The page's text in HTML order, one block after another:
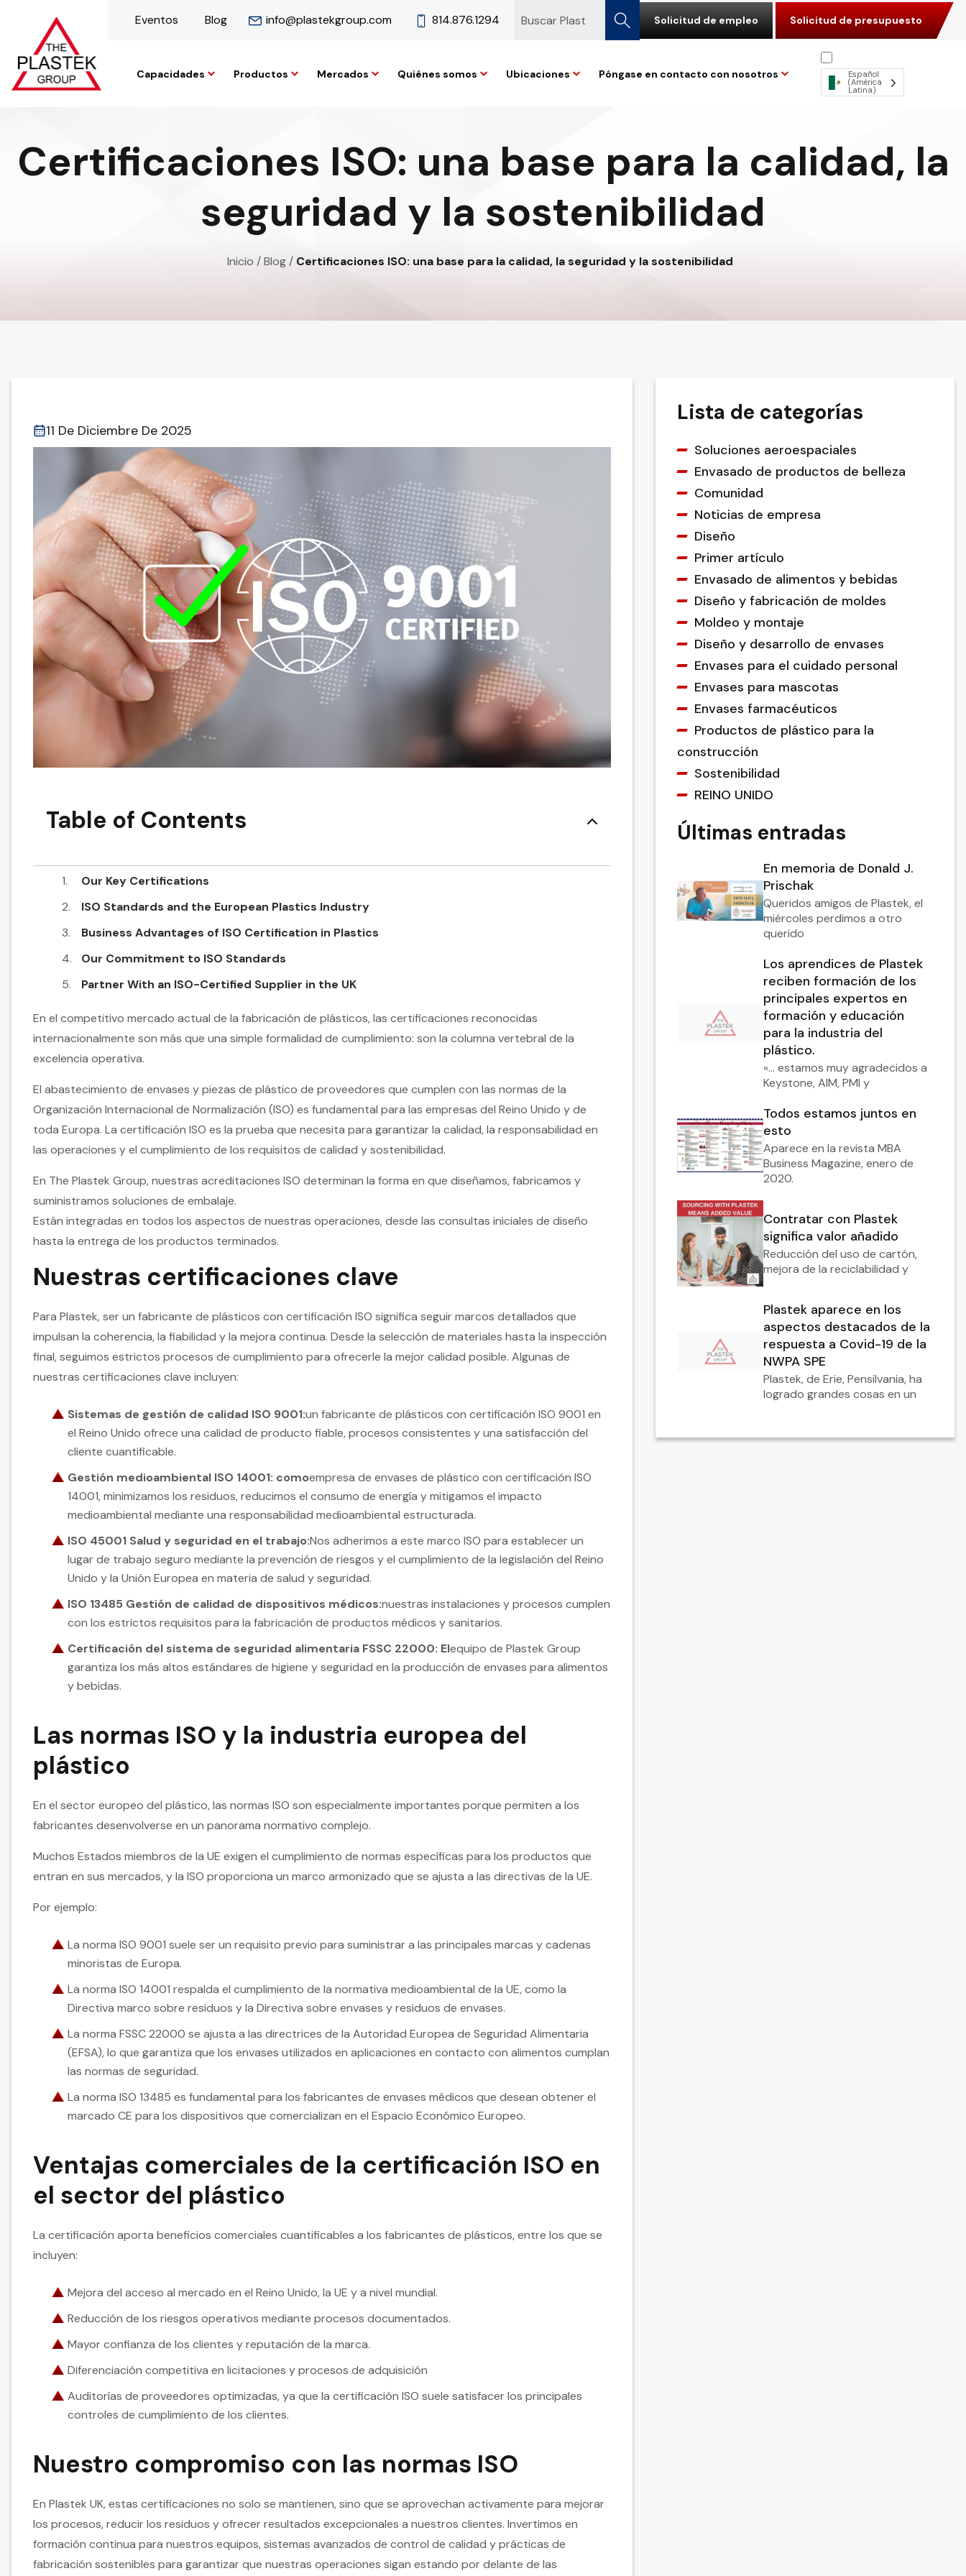
Eventos Blog info@plastekgroup.com 814.876.1294 Solicitud de empleo Solicitud de presupuesto
Capacidades Productos Mercados Quiénes somos Ubicaciones Póngase en contacto con nosotros Español
(América
Latina)
Certificaciones ISO: una base para la calidad, la
seguridad y la sostenibilidad
Inicio /Blog/ Certificaciones ISO: una base para la calidad, la seguridad y la sostenibilidad
11 De Diciembre De 2025
Table of Contents
Our Key Certifications
ISO Standards and the European Plastics Industry
Business Advantages of ISO Certification in Plastics
Our Commitment to ISO Standards
Partner With an ISO-Certified Supplier in the UK
En el competitivo mercado actual de la fabricación de plásticos, las certificaciones reconocidas
internacionalmente son más que una simple formalidad de cumplimiento: son la columna vertebral de la
excelencia operativa.
El abastecimiento de envases y piezas de plástico de proveedores que cumplen con las normas de la
Organización Internacional de Normalización (ISO) es fundamental para las empresas del Reino Unido y de
toda Europa. La certificación ISO es la prueba que necesita para garantizar la calidad, la responsabilidad en
las operaciones y el cumplimiento de los requisitos de calidad y sostenibilidad.
En The Plastek Group, nuestras acreditaciones ISO determinan la forma en que diseñamos, fabricamos y
suministramos soluciones de embalaje.
Están integradas en todos los aspectos de nuestras operaciones, desde las consultas iniciales de diseño
hasta la entrega de los productos terminados.
Nuestras certificaciones clave
Para Plastek, ser un fabricante de plásticos con certificación ISO significa seguir marcos detallados que
impulsan la coherencia, la fiabilidad y la mejora continua. Desde la selección de materiales hasta la inspección
final, seguimos estrictos procesos de cumplimiento para ofrecerle la mejor calidad posible. Algunas de
nuestras certificaciones clave incluyen:
Sistemas de gestión de calidad ISO 9001:un fabricante de plásticos con certificación ISO 9001 en
el Reino Unido ofrece una calidad de producto fiable, procesos consistentes y una satisfacción del
cliente cuantificable.
Gestión medioambiental ISO 14001: comoempresa de envases de plástico con certificación ISO
14001, minimizamos los residuos, reducimos el consumo de energía y mitigamos el impacto
medioambiental mediante una responsabilidad medioambiental estructurada.
ISO 45001 Salud y seguridad en el trabajo:Nos adherimos a este marco ISO para establecer un
lugar de trabajo seguro mediante la prevención de riesgos y el cumplimiento de la legislación del Reino
Unido y la Unión Europea en materia de salud y seguridad.
ISO 13485 Gestión de calidad de dispositivos médicos:nuestras instalaciones y procesos cumplen
con los estrictos requisitos para la fabricación de productos médicos y sanitarios.
Certificación del sistema de seguridad alimentaria FSSC 22000: Elequipo de Plastek Group
garantiza los más altos estándares de higiene y seguridad en la producción de envases para alimentos
y bebidas.
Las normas ISO y la industria europea del
plástico
En el sector europeo del plástico, las normas ISO son especialmente importantes porque permiten a los
fabricantes desenvolverse en un panorama normativo complejo.
Muchos Estados miembros de la UE exigen el cumplimiento de normas específicas para los productos que
entran en sus mercados, y la ISO proporciona un marco armonizado que se ajusta a las directivas de la UE.
Por ejemplo:
La norma ISO 9001 suele ser un requisito previo para suministrar a las principales marcas y cadenas
minoristas de Europa.
La norma ISO 14001 respalda el cumplimiento de la normativa medioambiental de la UE, como la
Directiva marco sobre residuos y la Directiva sobre envases y residuos de envases.
La norma FSSC 22000 se ajusta a las directrices de la Autoridad Europea de Seguridad Alimentaria
(EFSA), lo que garantiza que los envases utilizados en aplicaciones en contacto con alimentos cumplan
las normas de seguridad.
La norma ISO 13485 es fundamental para los fabricantes de envases médicos que desean obtener el
marcado CE para los dispositivos que comercializan en el Espacio Económico Europeo.
Ventajas comerciales de la certificación ISO en
el sector del plástico
La certificación aporta beneficios comerciales cuantificables a los fabricantes de plásticos, entre los que se
incluyen:
Mejora del acceso al mercado en el Reino Unido, la UE y a nivel mundial.
Reducción de los riesgos operativos mediante procesos documentados.
Mayor confianza de los clientes y reputación de la marca.
Diferenciación competitiva en licitaciones y procesos de adquisición
Auditorías de proveedores optimizadas, ya que la certificación ISO suele satisfacer los principales
controles de cumplimiento de los clientes.
Nuestro compromiso con las normas ISO
En Plastek UK, estas certificaciones no solo se mantienen, sino que se aprovechan activamente para mejorar
los procesos, reducir los residuos y ofrecer resultados excepcionales a nuestros clientes. Invertimos en
formación continua para nuestros equipos, sistemas avanzados de control de calidad y prácticas de
fabricación sostenibles para garantizar que nuestras operaciones sigan estando por delante de las
Lista de categorías
Soluciones aeroespaciales
Envasado de productos de belleza
Comunidad
Noticias de empresa
Diseño
Primer artículo
Envasado de alimentos y bebidas
Diseño y fabricación de moldes
Moldeo y montaje
Diseño y desarrollo de envases
Envases para el cuidado personal
Envases para mascotas
Envases farmacéuticos
Productos de plástico para la
construcción
Sostenibilidad
REINO UNIDO
Últimas entradas
En memoria de Donald J.
Prischak
Queridos amigos de Plastek, el
miércoles perdimos a otro
querido
Los aprendices de Plastek
reciben formación de los
principales expertos en
formación y educación
para la industria del
plástico.
«... estamos muy agradecidos a
Keystone, AIM, PMI y
Todos estamos juntos en
esto
Aparece en la revista MBA
Business Magazine, enero de
2020.
Contratar con Plastek
significa valor añadido
Reducción del uso de cartón,
mejora de la reciclabilidad y
Plastek aparece en los
aspectos destacados de la
respuesta a Covid-19 de la
NWPA SPE
Plastek, de Erie, Pensilvania, ha
logrado grandes cosas en un